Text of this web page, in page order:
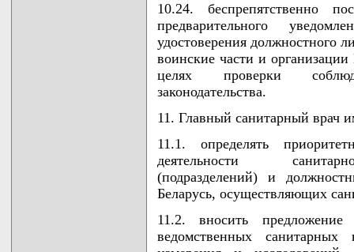
10.24. беспрепятственно
предварительного
удостоверения должностного
воинские части и
целях проверки
законодательства.
11. Главный санитарный врач
11.1. определять
деятельности
(подразделений) и
Беларусь, осуществляющих
11.2. вносить
ведомственных